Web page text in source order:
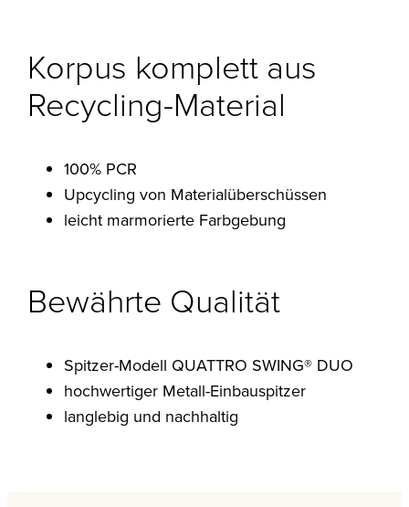
Korpus komplett aus
Recycling-Material
100% PCR
Upcycling von Materialüberschüssen
leicht marmorierte Farbgebung
Bewährte Qualität
Spitzer-Modell QUATTRO SWING® DUO
hochwertiger Metall-Einbauspitzer
langlebig und nachhaltig